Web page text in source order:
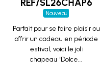
REF/SL26CHAP6
Nouveau
Parfait pour se faire plaisir ou
offrir un cadeau en période
estival, voici le joli
chapeau "Dolce...